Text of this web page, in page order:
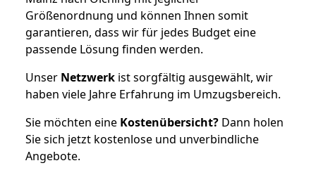
Größenordnung und können Ihnen somit
garantieren, dass wir für jedes Budget eine
passende Lösung finden werden.
Unser Netzwerk ist sorgfältig ausgewählt, wir
haben viele Jahre Erfahrung im Umzugsbereich.
Sie möchten eine Kostenübersicht? Dann holen
Sie sich jetzt kostenlose und unverbindliche
Angebote.